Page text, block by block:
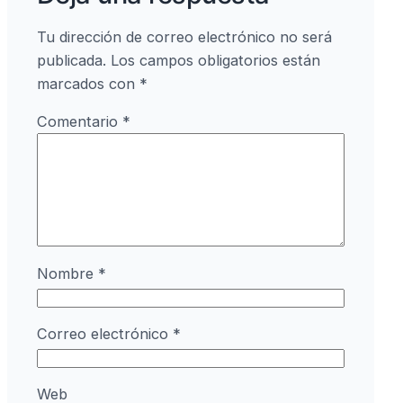
Tu dirección de correo electrónico no será
publicada. Los campos obligatorios están
marcados con *
Comentario *
Nombre *
Correo electrónico *
Web